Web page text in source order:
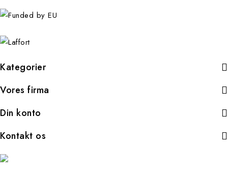
Kategorier
Vores firma
Din konto
Kontakt os